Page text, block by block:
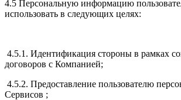
4.5 Персональную информацию
использовать в следующих целях:
4.5.1. Идентификация стороны в рамках
договоров с Компанией;
4.5.2. Предоставление пользователю
Сервисов ;